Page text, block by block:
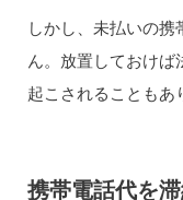
しかし、未払いの
ん。放置しておけ
起こされることもあ
携帯電話代を